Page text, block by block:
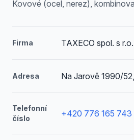
Kovové (ocel, nerez),
Firma TAXECO spol. s r.o.
Adresa Na Jarově 1990/
Telefonní
číslo
+420 776 165 743